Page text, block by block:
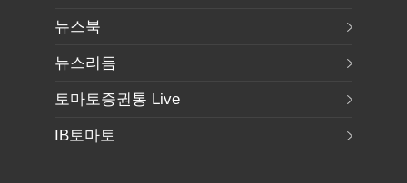
뉴스북
뉴스리듬
토마토증권통 Live
IB토마토